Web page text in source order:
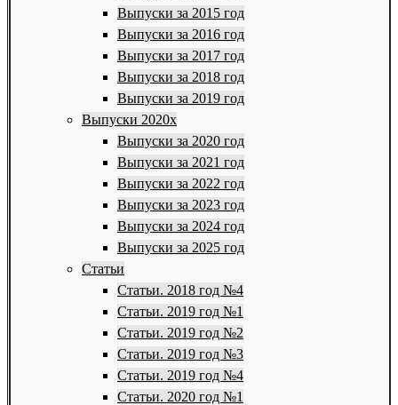
Выпуски за 2015 год
Выпуски за 2016 год
Выпуски за 2017 год
Выпуски за 2018 год
Выпуски за 2019 год
Выпуски 2020х
Выпуски за 2020 год
Выпуски за 2021 год
Выпуски за 2022 год
Выпуски за 2023 год
Выпуски за 2024 год
Выпуски за 2025 год
Статьи
Статьи. 2018 год №4
Статьи. 2019 год №1
Статьи. 2019 год №2
Статьи. 2019 год №3
Статьи. 2019 год №4
Статьи. 2020 год №1